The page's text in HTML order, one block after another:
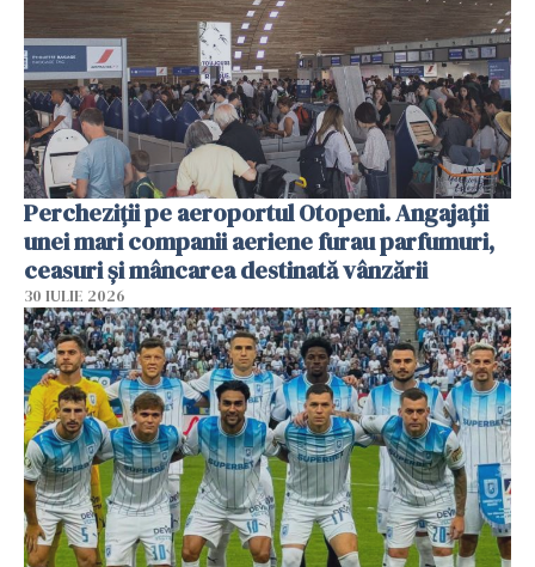
Percheziții pe aeroportul Otopeni. Angajații
unei mari companii aeriene furau parfumuri,
ceasuri și mâncarea destinată vânzării
30 IULIE 2026